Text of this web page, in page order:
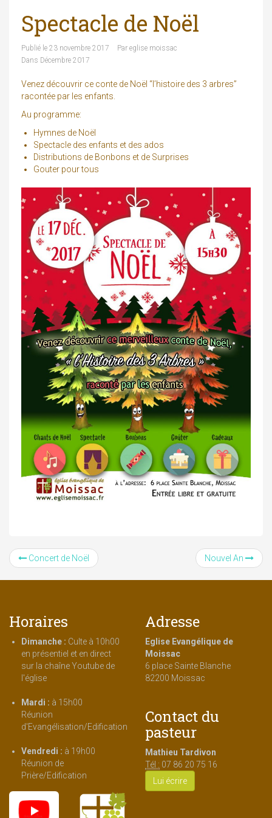
Spectacle de Noël
Publié le 23 novembre 2017 Par eglise moissac
Dans Décembre 2017
Venez découvrir ce conte de Noël “l’histoire des 3 arbres”
racontée par les enfants.
Au programme:
Hymnes de Noël
Spectacle des enfants et des ados
Distributions de Bonbons et de Surprises
Gouter pour tous
Concert de Noël Nouvel An
Horaires
Dimanche : Culte à 10h00
en présentiel et en direct
sur la chaîne Youtube de
l'église
Mardi : à 15h00
Réunion
d'Evangélisation/Edification
Vendredi : à 19h00
Réunion de
Prière/Edification
Adresse
Eglise Evangélique de
Moissac
6 place Sainte Blanche
82200 Moissac
Contact du
pasteur
Mathieu Tardivon
Tél : 07 86 20 75 16
Lui écrire